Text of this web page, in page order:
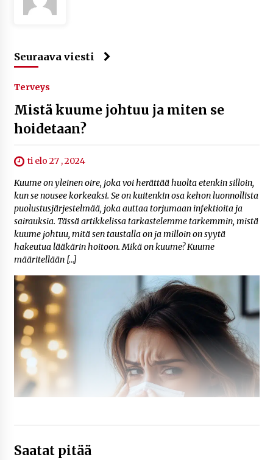
Seuraava viesti
Terveys
Mistä kuume johtuu ja miten se
hoidetaan?
ti elo 27 , 2024
Kuume on yleinen oire, joka voi herättää huolta etenkin silloin,
kun se nousee korkeaksi. Se on kuitenkin osa kehon luonnollista
puolustusjärjestelmää, joka auttaa torjumaan infektioita ja
sairauksia. Tässä artikkelissa tarkastelemme tarkemmin, mistä
kuume johtuu, mitä sen taustalla on ja milloin on syytä
hakeutua lääkärin hoitoon. Mikä on kuume? Kuume
määritellään […]
Saatat pitää